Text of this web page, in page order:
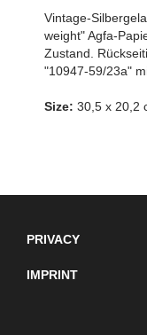
Vintage-
weight" Agfa-
Zustand.
"10947-59/23a"
Size: 30,5 x 20,2
PRIVACY
IMPRINT